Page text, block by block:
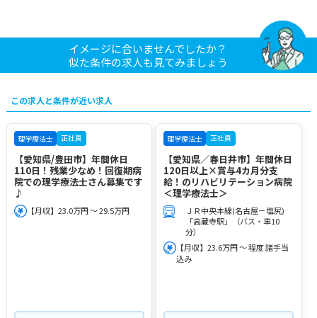
イメージに合いませんでしたか？
似た条件の求人も見てみましょう
この求人と条件が近い求人
理学療法士 正社員
【愛知県/豊田市】年間休日
110日！残業少なめ！回復期病
院での理学療法士さん募集です
♪
【月収】23.0万円 ～ 29.5万円
理学療法士 正社員
【愛知県／春日井市】年間休日
120日以上×賞与4カ月分支
給！のリハビリテーション病院
＜理学療法士＞
ＪＲ中央本線(名古屋－塩尻)
「高蔵寺駅」（バス・車10
分）
【月収】23.6万円 ～ 程度 諸手当
込み